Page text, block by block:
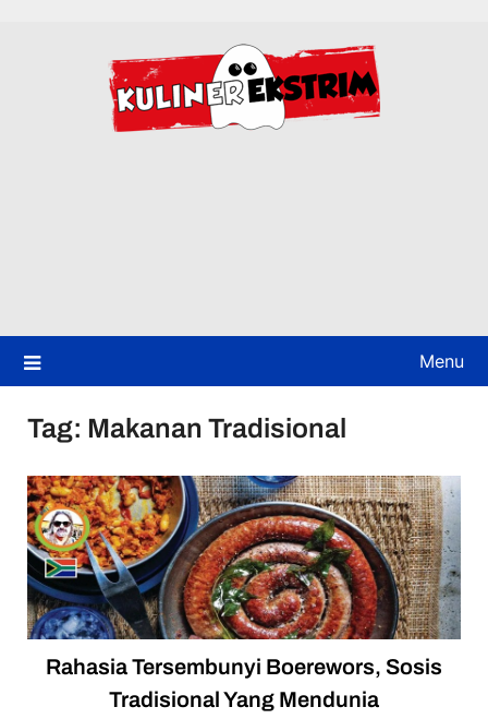
Menu
Tag: Makanan Tradisional
Rahasia Tersembunyi Boerewors, Sosis
Tradisional Yang Mendunia